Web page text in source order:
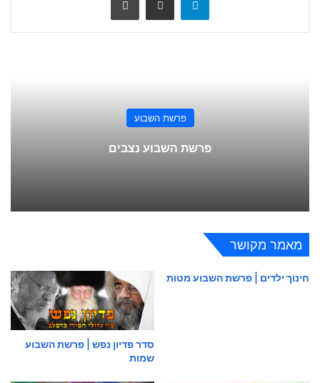
פרשת השבוע
פרשת השבוע נצבים
מאמר מקושר
חינוך ילדים | פרשת השבוע מטות
סדר פדיון נפש | פרשת השבוע
שמות